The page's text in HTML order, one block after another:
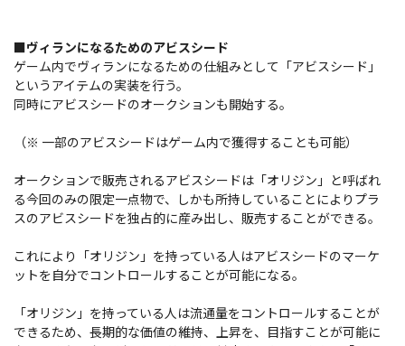
■ヴィランになるためのアビスシード
ゲーム内でヴィランになるための仕組みとして「アビスシード」
というアイテムの実装を行う。
同時にアビスシードのオークションも開始する。
（※ 一部のアビスシードはゲーム内で獲得することも可能）
オークションで販売されるアビスシードは「オリジン」と呼ばれ
る今回のみの限定一点物で、しかも所持していることによりプラ
スのアビスシードを独占的に産み出し、販売することができる。
これにより「オリジン」を持っている人はアビスシードのマーケ
ットを自分でコントロールすることが可能になる。
「オリジン」を持っている人は流通量をコントロールすることが
できるため、長期的な価値の維持、上昇を、目指すことが可能に